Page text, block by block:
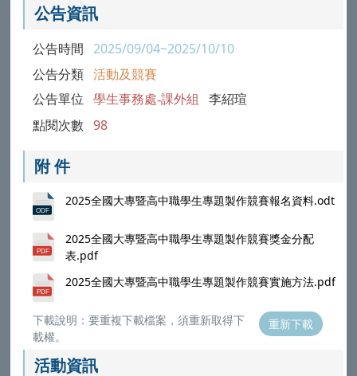
公告資訊
公告時間 2025/09/04~2025/10/10
公告分類 活動及競賽
公告單位 學生事務處-課外組 李紹瑄
點閱次數 98
附 件
2025全國大專暨高中職學生專題製作競賽報名資料.odt
2025全國大專暨高中職學生專題製作競賽獎金分配
表.pdf
2025全國大專暨高中職學生專題製作競賽實施方法.pdf
下載說明：要重複下載檔案，須重新取得下
載權。
重新下載
活動資訊